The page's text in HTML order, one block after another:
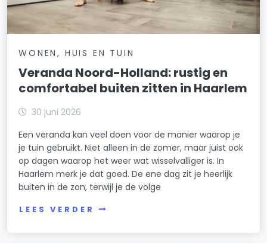
WONEN, HUIS EN TUIN
Veranda Noord-Holland: rustig en
comfortabel buiten zitten in Haarlem
30 juni 2026
Een veranda kan veel doen voor de manier waarop je
je tuin gebruikt. Niet alleen in de zomer, maar juist ook
op dagen waarop het weer wat wisselvalliger is. In
Haarlem merk je dat goed. De ene dag zit je heerlijk
buiten in de zon, terwijl je de volge
LEES VERDER